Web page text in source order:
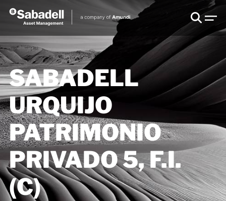
SABADELL
URQUIJO
PATRIMONIO
PRIVADO 5, F.I.
(C)